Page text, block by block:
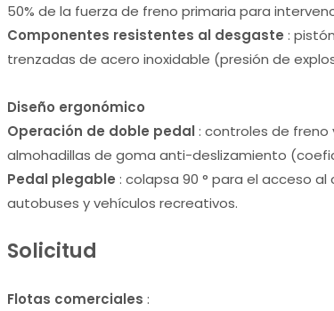
50% de la fuerza de freno primaria para
Componentes resistentes al desgaste :
trenzadas de acero inoxidable (presión de
Diseño ergonómico
Operación de doble pedal: controles de
almohadillas de goma anti-deslizamiento
Pedal plegable : colapsa 90 ° para el acceso
autobuses y vehículos recreativos.
Solicitud
Flotas comerciales :